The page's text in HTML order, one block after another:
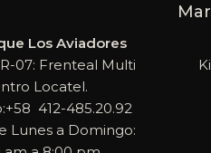
Los Aviadores
07: Frenteal Multi
Locatel.
412-485.20.92
Lunes a Domingo: